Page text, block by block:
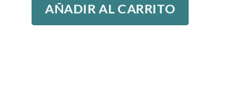
AÑADIR AL CARRITO